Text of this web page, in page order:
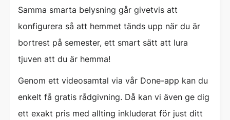
Samma smarta belysning går givetvis att
konfigurera så att hemmet tänds upp när du är
bortrest på semester, ett smart sätt att lura
tjuven att du är hemma!
Genom ett videosamtal via vår Done-app kan du
enkelt få gratis rådgivning. Då kan vi även ge dig
ett exakt pris med allting inkluderat för just ditt